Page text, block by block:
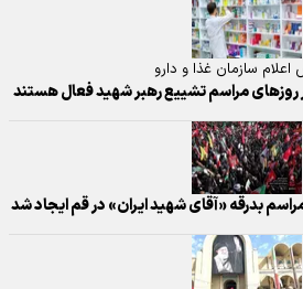
اعلام سازمان غذا و دارو
روزهای مراسم تشییع رهبر شهید فعال هستند